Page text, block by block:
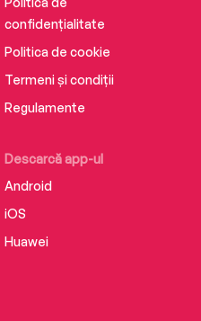
Descarcă app-ul
Android
iOS
Huawei
confidențialitate
Politica de cookie
Termeni și condiții
Regulamente